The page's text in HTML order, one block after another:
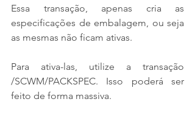
Essa transação, apenas cria as
especificações de embalagem, ou seja
as mesmas não ficam ativas.
Para ativa-las, utilize a transação
/SCWM/PACKSPEC. Isso poderá ser
feito de forma massiva.